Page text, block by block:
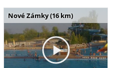
Nové Zámky (16 km)